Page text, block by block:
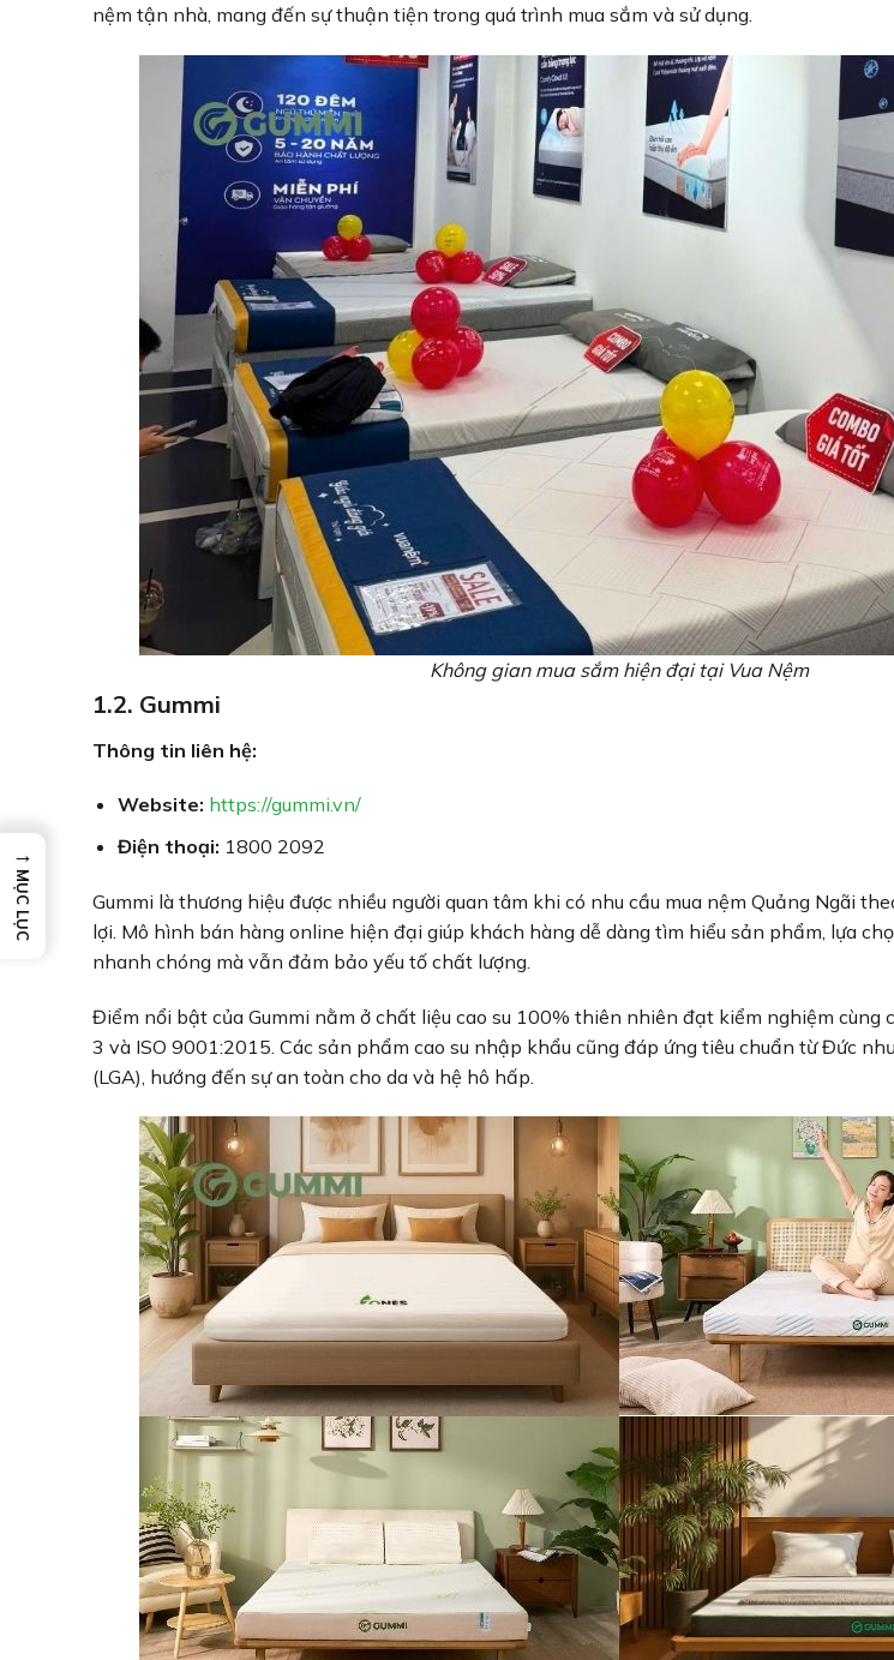
nệm tận nhà, mang đến sự thuận tiện trong quá trình mua sắm và sử dụng.
Không gian mua sắm hiện đại tại Vua Nệm
1.2. Gummi
Thông tin liên hệ:
Website: https://gummi.vn/
Điện thoại: 1800 2092
Gummi là thương hiệu được nhiều người quan tâm khi có nhu cầu mua nệm Quảng Ngãi
lợi. Mô hình bán hàng online hiện đại giúp khách hàng dễ dàng tìm hiểu sản phẩm, lựa
nhanh chóng mà vẫn đảm bảo yếu tố chất lượng.
Điểm nổi bật của Gummi nằm ở chất liệu cao su 100% thiên nhiên đạt kiểm nghiệm cùng
3 và ISO 9001:2015. Các sản phẩm cao su nhập khẩu cũng đáp ứng tiêu chuẩn từ Đức
(LGA), hướng đến sự an toàn cho da và hệ hô hấp.
→
MỤC LỤC